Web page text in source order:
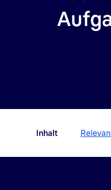
Inhalt